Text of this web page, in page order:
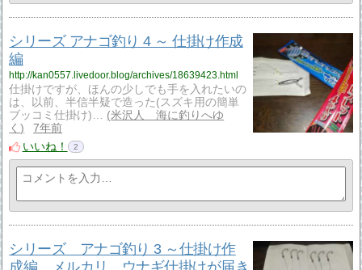
シリーズ アナゴ釣り 4 ～ 仕掛け作成
編
http://kan0557.livedoor.blog/archives/18639423.html
仕掛けですが、ほんの少しでも手を入れたいの
は、以前、半信半疑で造った(スズキ用の簡単
ブッコミ仕掛け)…
米沢人 海に釣りへゆ
く
7年前
いいね！
2
シリーズ アナゴ釣り 3 ～仕掛け作
成編 メルカリ、ウナギ仕掛けが届き